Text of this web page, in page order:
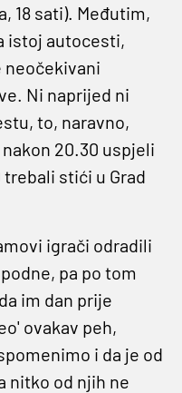
18 sati). Međutim,
istoj autocesti,
Ni naprijed ni
to, naravno,
20.30 uspjeli
stići u Grad
igrači odradili
pa po tom
im dan prije
ovakav peh,
i da je od
nitko od njih ne